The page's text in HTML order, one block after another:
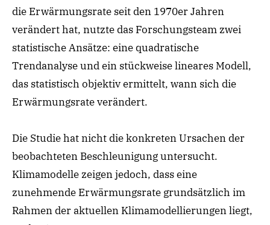
die Erwärmungsrate seit den 1970er Jahren
verändert hat, nutzte das Forschungsteam zwei
statistische Ansätze: eine quadratische
Trendanalyse und ein stückweise lineares Modell,
das statistisch objektiv ermittelt, wann sich die
Erwärmungsrate verändert.
Die Studie hat nicht die konkreten Ursachen der
beobachteten Beschleunigung untersucht.
Klimamodelle zeigen jedoch, dass eine
zunehmende Erwärmungsrate grundsätzlich im
Rahmen der aktuellen Klimamodellierungen liegt,